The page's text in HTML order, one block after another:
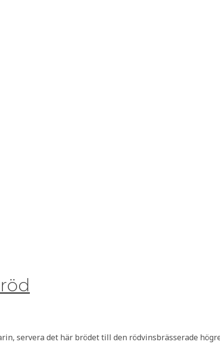
servera det här brödet till den rödvinsbrässerade